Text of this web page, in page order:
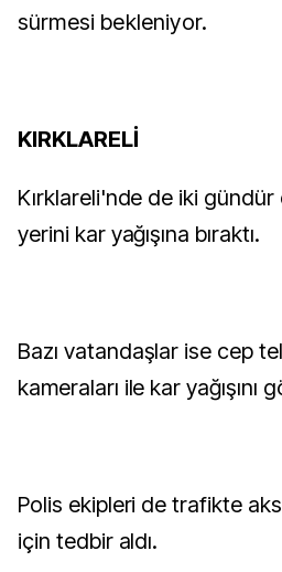
sürmesi bekleniyor.
KIRKLARELİ
Kırklareli'nde de iki
yerini kar yağışına bıraktı.
Bazı vatandaşlar ise cep
kameraları ile kar yağışını
Polis ekipleri de trafikte
için tedbir aldı.